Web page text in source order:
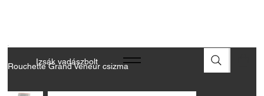
Izsák vadászbolt
Rouchette Grand Veneur csizma